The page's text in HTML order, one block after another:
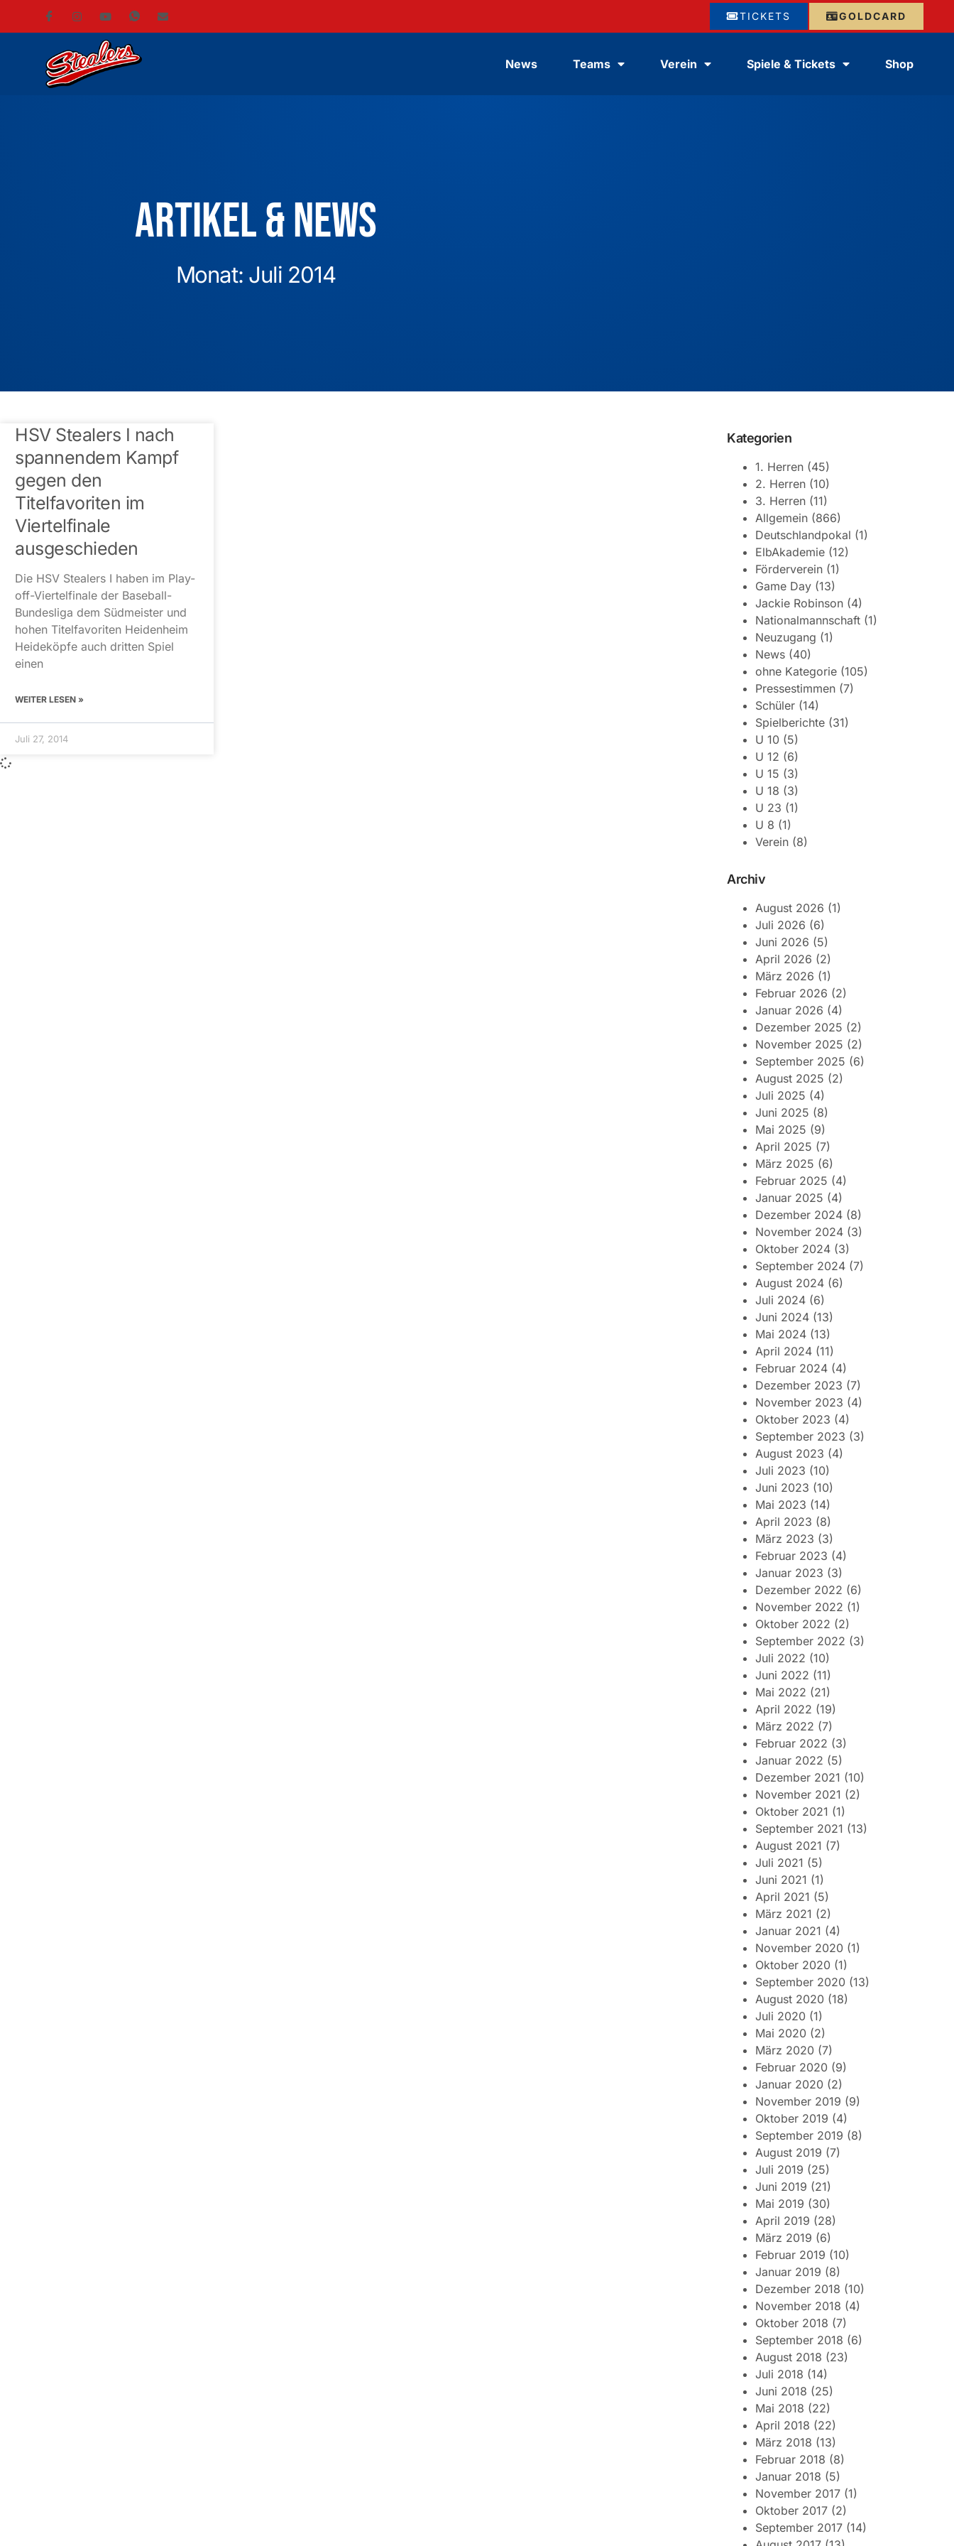
GOLDCARD
TICKETS
News Teams Verein Spiele & Tickets Shop
Artikel & News
Monat: Juli 2014
HSV Stealers I nach
spannendem Kampf
gegen den
Titelfavoriten im
Viertelfinale
ausgeschieden
Die HSV Stealers I haben im Play-
off-Viertelfinale der Baseball-
Bundesliga dem Südmeister und
hohen Titelfavoriten Heidenheim
Heideköpfe auch dritten Spiel
einen
WEITER LESEN »
Juli 27, 2014
Kategorien
1. Herren (45)
2. Herren (10)
3. Herren (11)
Allgemein (866)
Deutschlandpokal (1)
ElbAkademie (12)
Förderverein (1)
Game Day (13)
Jackie Robinson (4)
Nationalmannschaft (1)
Neuzugang (1)
News (40)
ohne Kategorie (105)
Pressestimmen (7)
Schüler (14)
Spielberichte (31)
U 10 (5)
U 12 (6)
U 15 (3)
U 18 (3)
U 23 (1)
U 8 (1)
Verein (8)
Archiv
August 2026 (1)
Juli 2026 (6)
Juni 2026 (5)
April 2026 (2)
März 2026 (1)
Februar 2026 (2)
Januar 2026 (4)
Dezember 2025 (2)
November 2025 (2)
September 2025 (6)
August 2025 (2)
Juli 2025 (4)
Juni 2025 (8)
Mai 2025 (9)
April 2025 (7)
März 2025 (6)
Februar 2025 (4)
Januar 2025 (4)
Dezember 2024 (8)
November 2024 (3)
Oktober 2024 (3)
September 2024 (7)
August 2024 (6)
Juli 2024 (6)
Juni 2024 (13)
Mai 2024 (13)
April 2024 (11)
Februar 2024 (4)
Dezember 2023 (7)
November 2023 (4)
Oktober 2023 (4)
September 2023 (3)
August 2023 (4)
Juli 2023 (10)
Juni 2023 (10)
Mai 2023 (14)
April 2023 (8)
März 2023 (3)
Februar 2023 (4)
Januar 2023 (3)
Dezember 2022 (6)
November 2022 (1)
Oktober 2022 (2)
September 2022 (3)
Juli 2022 (10)
Juni 2022 (11)
Mai 2022 (21)
April 2022 (19)
März 2022 (7)
Februar 2022 (3)
Januar 2022 (5)
Dezember 2021 (10)
November 2021 (2)
Oktober 2021 (1)
September 2021 (13)
August 2021 (7)
Juli 2021 (5)
Juni 2021 (1)
April 2021 (5)
März 2021 (2)
Januar 2021 (4)
November 2020 (1)
Oktober 2020 (1)
September 2020 (13)
August 2020 (18)
Juli 2020 (1)
Mai 2020 (2)
März 2020 (7)
Februar 2020 (9)
Januar 2020 (2)
November 2019 (9)
Oktober 2019 (4)
September 2019 (8)
August 2019 (7)
Juli 2019 (25)
Juni 2019 (21)
Mai 2019 (30)
April 2019 (28)
März 2019 (6)
Februar 2019 (10)
Januar 2019 (8)
Dezember 2018 (10)
November 2018 (4)
Oktober 2018 (7)
September 2018 (6)
August 2018 (23)
Juli 2018 (14)
Juni 2018 (25)
Mai 2018 (22)
April 2018 (22)
März 2018 (13)
Februar 2018 (8)
Januar 2018 (5)
November 2017 (1)
Oktober 2017 (2)
September 2017 (14)